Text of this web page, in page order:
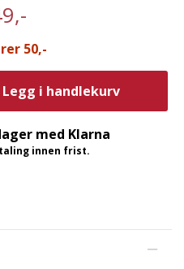
50,-
Legg i handlekurv
med Klarna
innen frist.